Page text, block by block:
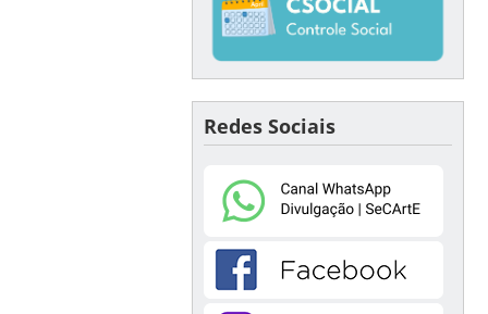
Redes Sociais